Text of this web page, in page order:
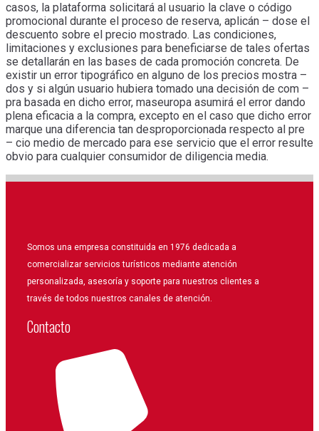
casos, la plataforma solicitará al usuario la clave o código
promocional durante el proceso de reserva, aplicán – dose el
descuento sobre el precio mostrado. Las condiciones,
limitaciones y exclusiones para beneficiarse de tales ofertas
se detallarán en las bases de cada promoción concreta. De
existir un error tipográfico en alguno de los precios mostra –
dos y si algún usuario hubiera tomado una decisión de com –
pra basada en dicho error, maseuropa asumirá el error dando
plena eficacia a la compra, excepto en el caso que dicho error
marque una diferencia tan desproporcionada respecto al pre
– cio medio de mercado para ese servicio que el error resulte
obvio para cualquier consumidor de diligencia media.
Somos una empresa constituida en 1976 dedicada a
comercializar servicios turísticos mediante atención
personalizada, asesoría y soporte para nuestros clientes a
través de todos nuestros canales de atención.
Contacto